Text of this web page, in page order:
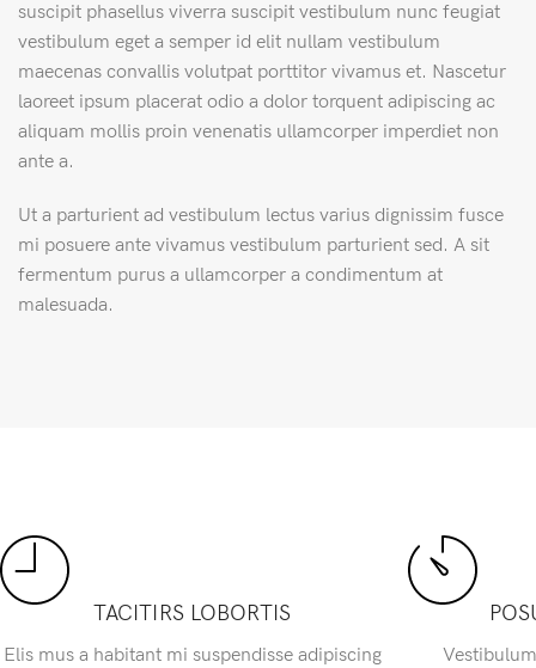
suscipit phasellus viverra suscipit vestibulum nunc feugiat
vestibulum eget a semper id elit nullam vestibulum
maecenas convallis volutpat porttitor vivamus et. Nascetur
laoreet ipsum placerat odio a dolor torquent adipiscing ac
aliquam mollis proin venenatis ullamcorper imperdiet non
ante a.
Ut a parturient ad vestibulum lectus varius dignissim fusce
mi posuere ante vivamus vestibulum parturient sed. A sit
fermentum purus a ullamcorper a condimentum at
malesuada.
TACITIRS LOBORTIS
Elis mus a habitant mi suspendisse adipiscing